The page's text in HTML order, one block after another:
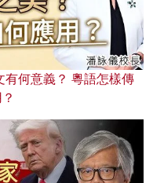
何意義？ 粵語怎樣傳